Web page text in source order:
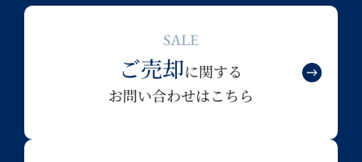
SALE
ご売却に関する
お問い合わせはこちら